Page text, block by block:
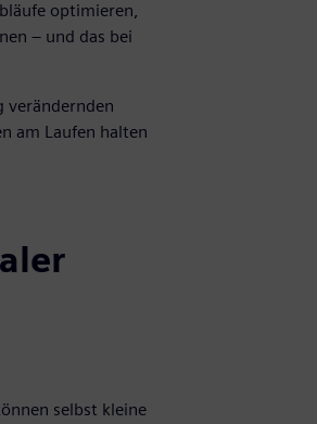
optimieren,
– und das bei
verändernden
am Laufen halten
selbst kleine